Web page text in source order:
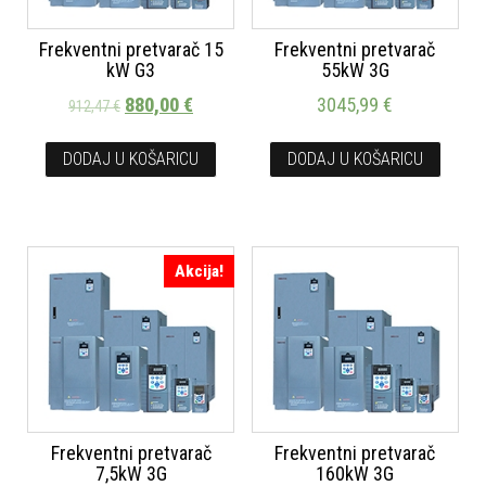
Frekventni pretvarač 15
kW G3
912,47€ 880,00€
DODAJ U KOŠARICU
Frekventni pretvarač
55kW 3G
3045,99€
DODAJ U KOŠARICU
Akcija!
Frekventni pretvarač
7,5kW 3G
Frekventni pretvarač
160kW 3G